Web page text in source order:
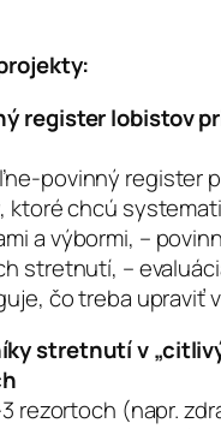
register lobistov
povinný register
ktoré chcú
a výbormi, –
stretnutí, –
čo treba upraviť
stretnutí v
rezortoch (napr.